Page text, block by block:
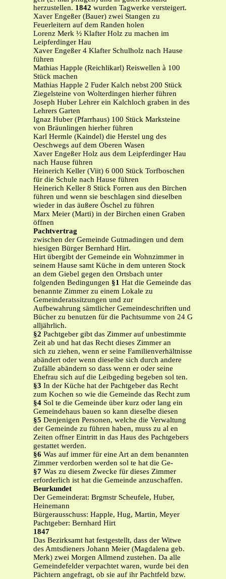
herzustellen. 1842 wurden Tagwerke versteigert.
Xaver Engeßer (Bauer) zwei Stangen zu
Feuerleitern auf dem Randen holen
Lorenz Merk ½ Klafter Holz zu machen im
Leipferdinger Hau
Xaver Engeßer 4 Klafter Schulholz nach Hause
führen
Mathias Happle (Reichlikarl) Reiswellen à 100
Stück machen
Mathias Happle 2 Fuder Kalch nebst 200 Stück
Ziegelsteine von Wolterdingen hierher führen
Joseph Huber Lehrer ein Kalchloch graben in des
Lehrers Garten
Ignaz Huber (Pfarrhaus) 100 Stück Marksteine
von Bräunlingen hierher führen
Karl Hermle (Kaindel) die Herstel ung des
Oeschwegs auf dem Oberen Wasen
Xaver Engeßer Holz aus dem Leipferdinger Hau
nach Hause führen
Heinerich Keller (Viit) 6 000 Stück Torfboschen
für die Schule nach Hause führen
Heinerich Keller 8 Stück Forren aus den Birchen
führen und wenn sie beschlagen sind dieselben
wieder in das äußere Öschel zu führen
Marx Meier (Marti) in der Birchen einen Graben
öffnen
Pachtvertrag
zwischen der Gemeinde Gutmadingen und dem
hiesigen Bürger Bernhard Hirt.
Hirt übergibt der Gemeinde ein Wohnzimmer in
seinem Hause samt Küche in dem unteren Stock
an dem Giebel gegen den Ortsbach unter
folgenden Bedingungen §1 Hat die Gemeinde das
benannte Zimmer zu einem Lokale zu
Gemeinderatssitzungen und zur
Aufbewahrung sämtlicher Gemeindeschriften und
Bücher zu benutzen für die Pachtsumme von 24 G
alljährlich.
§2 Pachtgeber gibt das Zimmer auf unbestimmte
Zeit ab und hat das Recht dieses Zimmer an
sich zu ziehen, wenn er seine Familienverhältnisse
abändert oder wenn dieselbe sich durch andere
Zufälle abändern so dass wenn er oder seine
Ehefrau sich auf die Leibgeding begeben sol ten.
§3 In der Küche hat der Pachtgeber das Recht
zum Kochen so wie die Gemeinde das Recht zum
§4 Sol te die Gemeinde über kurz oder lang ein
Gemeindehaus bauen so kann dieselbe diesen
§5 Denjenigen Personen, welche die Verwaltung
der Gemeinde zu führen haben, muss zu al en
Zeiten offner Eintritt in das Haus des Pachtgebers
gestattet werden.
§6 Was auf immer für eine Art an dem benannten
Zimmer verdorben werden sol te hat die Ge-
§7 Was zu diesem Zwecke für dieses Zimmer
erforderlich ist hat die Gemeinde anzuschaffen.
Beurkundet
Der Gemeinderat: Brgmstr Scheufele, Huber,
Heinemann
Bürgerausschuss: Happle, Hug, Martin, Meyer
Pachtgeber: Bernhard Hirt
1847
Das Bezirksamt hat festgestellt, dass der Witwe
des Amtsdieners Johann Meier (Magdalena geb.
Merk) zwei Morgen Allmend zustehen. Da alle
Gemeindefelder verpachtet waren, wurde bei den
Pächtern angefragt, ob sie auf ihr Pachtfeld bzw.